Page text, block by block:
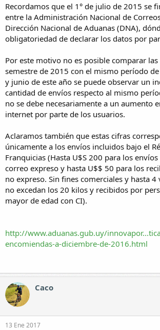
Recordamos que el 1° de julio de 2015 se
entre la Administración Nacional de
Dirección Nacional de Aduanas (DNA),
obligatoriedad de declarar los datos por
Por este motivo no es posible comparar
semestre de 2015 con el mismo período
y junio de este año se puede observar un
cantidad de envíos respecto al mismo
no se debe necesariamente a un aumento
internet por parte de los usuarios.
Aclaramos también que estas cifras
únicamente a los envíos incluidos bajo el
Franquicias (Hasta U$S 200 para los
correo expreso y hasta U$$ 50 para los
no expreso. Sin fines comerciales y hasta 4
no excedan los 20 kilos y recibidos por
mayor de edad con CI).
http://www.aduanas.gub.uy/
encomiendas-a-diciembre-de-2016.html
Caco
13 Ene 2017